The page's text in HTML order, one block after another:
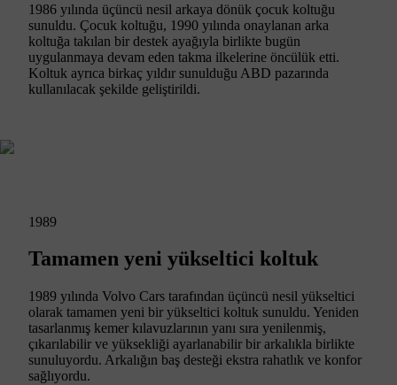
1986 yılında üçüncü nesil arkaya dönük çocuk koltuğu
sunuldu. Çocuk koltuğu, 1990 yılında onaylanan arka
koltuğa takılan bir destek ayağıyla birlikte bugün
uygulanmaya devam eden takma ilkelerine öncülük etti.
Koltuk ayrıca birkaç yıldır sunulduğu ABD pazarında
kullanılacak şekilde geliştirildi.
1989
Tamamen yeni yükseltici koltuk
1989 yılında Volvo Cars tarafından üçüncü nesil yükseltici
olarak tamamen yeni bir yükseltici koltuk sunuldu. Yeniden
tasarlanmış kemer kılavuzlarının yanı sıra yenilenmiş,
çıkarılabilir ve yüksekliği ayarlanabilir bir arkalıkla birlikte
sunuluyordu. Arkalığın baş desteği ekstra rahatlık ve konfor
sağlıyordu.